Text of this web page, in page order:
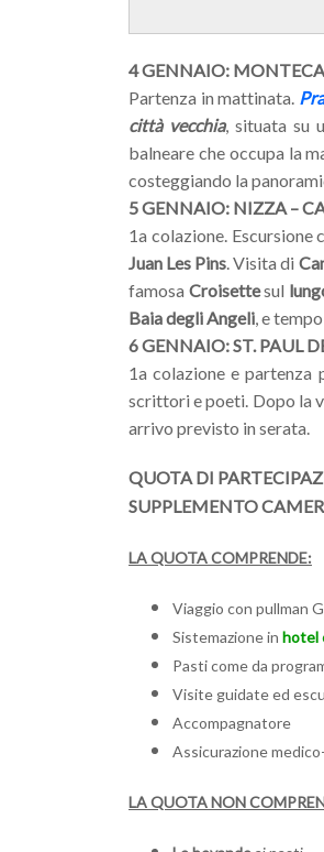
4 GENNAIO:
Partenza in mattinata.
città vecchia, situata su
balneare che occupa la
costeggiando la
5 GENNAIO: NIZZA –
1a colazione. Escursione
Juan Les Pins . Visita di
famosa Croisettesul
Baia degli Angeli , e
6 GENNAIO: ST. PAUL
1a colazione e partenza
scrittori e poeti. Dopo la
arrivo previsto in serata.
QUOTA DI
SUPPLEMENTO
LA QUOTA COMPRENDE:
Viaggio con pullman
Sistemazione in hotel
Pasti come da
Visite guidate ed
Accompagnatore
Assicurazione
LA QUOTA NON